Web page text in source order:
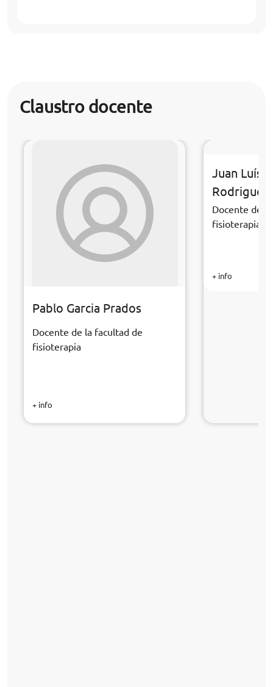
Claustro docente
Pablo Garcia Prados
Docente de la facultad de
fisioterapia
+ info
Juan Luís
Rodriguez
Docente de
fisioterapia
+ info